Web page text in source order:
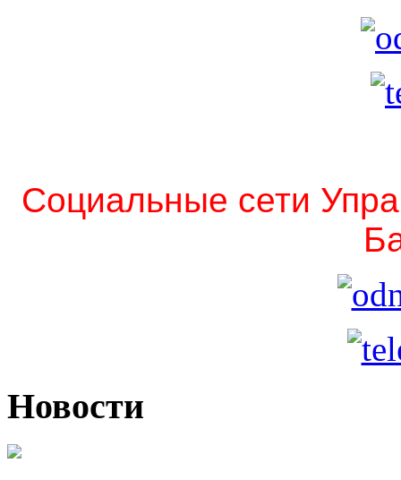
Социальные сети
Новости